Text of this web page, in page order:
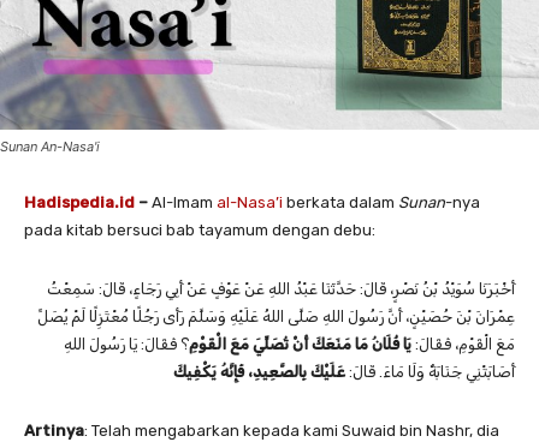
Sunan An-Nasa'i
Hadispedia.id – Al-Imam al-Nasa’i berkata dalam Sunan-nya
pada kitab bersuci bab tayamum dengan debu:
أَخْبَرَنَا ‌سُوَيْدُ بْنُ نَصْرٍ، قَالَ: حَدَّثَنَا ‌عَبْدُ اللهِ عَنْ ‌عَوْفٍ عَنْ ‌أَبِي رَجَاءٍ، قَالَ: سَمِعْتُ
‌عِمْرَانَ بْنَ حُصَيْنٍ، أَنَّ رَسُولَ اللهِ صَلَّى اللهُ عَلَيْهِ وَسَلَّمَ رَأَى رَجُلًا مُعْتَزِلًا لَمْ يُصَلِّ
مَعَ الْقَوْمِ، فَقَالَ: يَا فُلَانُ مَا مَنَعَكَ أَنْ تُصَلِّيَ مَعَ الْقَوْمِ؟ فَقَالَ: يَا رَسُولَ اللهِ
أَصَابَتْنِي جَنَابَةٌ وَلَا مَاءَ. قَالَ: عَلَيْكَ بِالصَّعِيدِ، فَإِنَّهُ يَكْفِيكَ
Artinya: Telah mengabarkan kepada kami Suwaid bin Nashr, dia